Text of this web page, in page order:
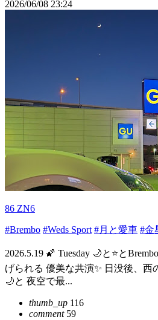
2026/06/08 23:24
86 ZN6
#Brembo #Weds Sport #月と愛車 #金
2026.5.19 🌠 Tuesday 🌙と⭐と
げられる 優美な共演✨ 日没後、西
🌙と 夜空で最...
thumb_up 116
comment59